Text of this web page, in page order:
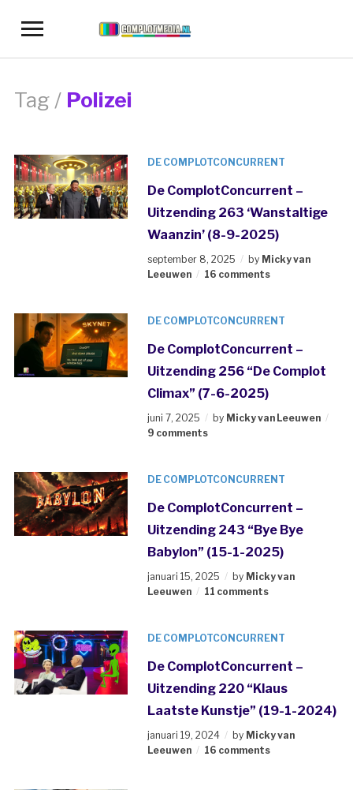
Toggle
navigation
Tag / Polizei
DE COMPLOTCONCURRENT
De ComplotConcurrent –
Uitzending 263 ‘Wanstaltige
Waanzin’ (8-9-2025)
september 8, 2025 by Micky van
Leeuwen
16 comments
DE COMPLOTCONCURRENT
De ComplotConcurrent –
Uitzending 256 “De Complot
Climax” (7-6-2025)
juni 7, 2025 by Micky van Leeuwen
9 comments
DE COMPLOTCONCURRENT
De ComplotConcurrent –
Uitzending 243 “Bye Bye
Babylon” (15-1-2025)
januari 15, 2025 by Micky van
Leeuwen
11 comments
DE COMPLOTCONCURRENT
De ComplotConcurrent –
Uitzending 220 “Klaus
Laatste Kunstje” (19-1-2024)
januari 19, 2024 by Micky van
Leeuwen
16 comments